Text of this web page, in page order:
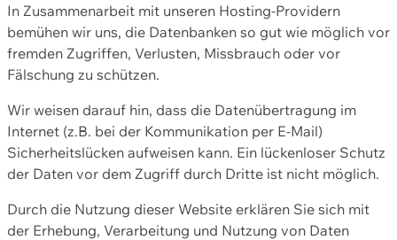
In Zusammenarbeit mit unseren Hosting-Providern
bemühen wir uns, die Datenbanken so gut wie möglich vor
fremden Zugriffen, Verlusten, Missbrauch oder vor
Fälschung zu schützen.
Wir weisen darauf hin, dass die Datenübertragung im
Internet (z.B. bei der Kommunikation per E-Mail)
Sicherheitslücken aufweisen kann. Ein lückenloser Schutz
der Daten vor dem Zugriff durch Dritte ist nicht möglich.
Durch die Nutzung dieser Website erklären Sie sich mit
der Erhebung, Verarbeitung und Nutzung von Daten